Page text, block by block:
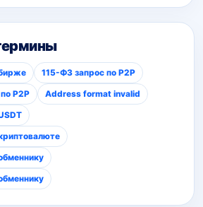
115-ФЗ запрос по P2P
P2P Address format invalid